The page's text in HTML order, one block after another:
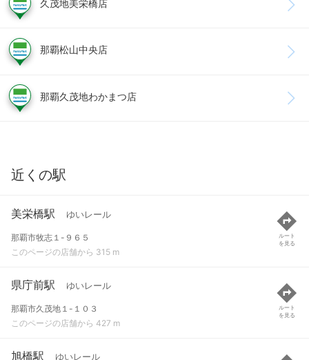
久茂地美栄橋店
那覇松山中央店
那覇久茂地わかまつ店
近くの駅
美栄橋駅 ゆいレール
那覇市牧志１-９６５
このページの店舗から 315 m
ルート
を見る
県庁前駅 ゆいレール
那覇市久茂地１-１０３
このページの店舗から 427 m
ルート
を見る
旭橋駅 ゆいレール